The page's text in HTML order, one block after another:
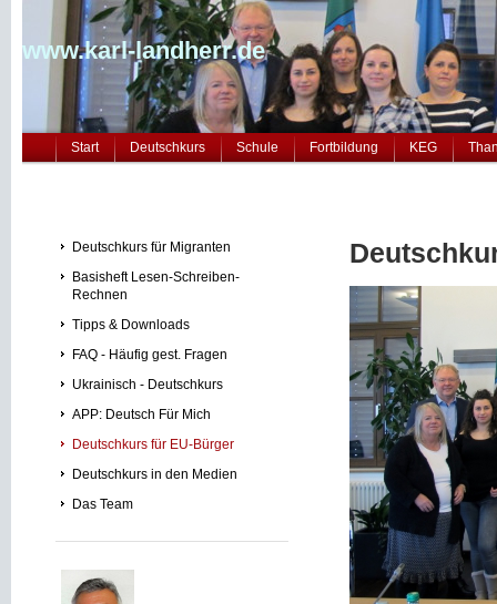
www.karl-landherr.de
Start Deutschkurs Schule Fortbildung KEG
Deutschkurs für Migranten
Basisheft Lesen-Schreiben-
Rechnen
Tipps & Downloads
FAQ - Häufig gest. Fragen
Ukrainisch - Deutschkurs
APP: Deutsch Für Mich
Deutschkurs für EU-Bürger
Deutschkurs in den Medien
Das Team